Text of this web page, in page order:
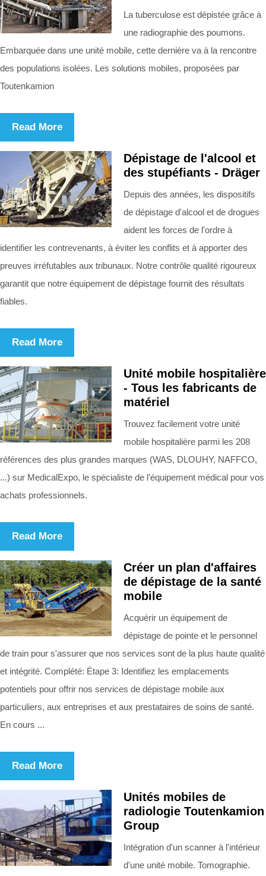
La tuberculose est dépistée grâce à
une radiographie des poumons.
Embarquée dans une unité mobile, cette dernière va à la rencontre
des populations isolées. Les solutions mobiles, proposées par
Toutenkamion
Read More
Dépistage de l'alcool et
des stupéfiants - Dräger
Depuis des années, les dispositifs
de dépistage d'alcool et de drogues
aident les forces de l'ordre à
identifier les contrevenants, à éviter les conflits et à apporter des
preuves irréfutables aux tribunaux. Notre contrôle qualité rigoureux
garantit que notre équipement de dépistage fournit des résultats
fiables.
Read More
Unité mobile hospitalière
- Tous les fabricants de
matériel
Trouvez facilement votre unité
mobile hospitalière parmi les 208
références des plus grandes marques (WAS, DLOUHY, NAFFCO,
...) sur MedicalExpo, le spécialiste de l’équipement médical pour vos
achats professionnels.
Read More
Créer un plan d'affaires
de dépistage de la santé
mobile
Acquérir un équipement de
dépistage de pointe et le personnel
de train pour s'assurer que nos services sont de la plus haute qualité
et intégrité. Complété: Étape 3: Identifiez les emplacements
potentiels pour offrir nos services de dépistage mobile aux
particuliers, aux entreprises et aux prestataires de soins de santé.
En cours ...
Read More
Unités mobiles de
radiologie Toutenkamion
Group
Intégration d'un scanner à l'intérieur
d'une unité mobile. Tomographie.